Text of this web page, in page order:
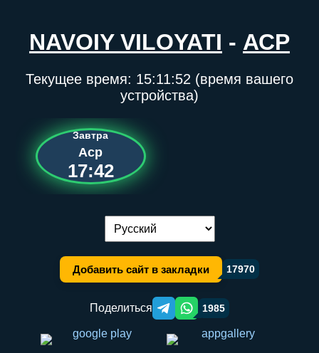
NAVOIY VILOYATI - АСР
Текущее время: 15:11:53 (время вашего
устройства)
Завтра
Аср
17:42
Переключение языка:
Добавить сайт в закладки 17970
Поделиться Telegram orqali ulashish
WhatsApp orqali ulashish
1985